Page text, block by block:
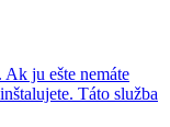
ju ešte nemáte
Táto služba